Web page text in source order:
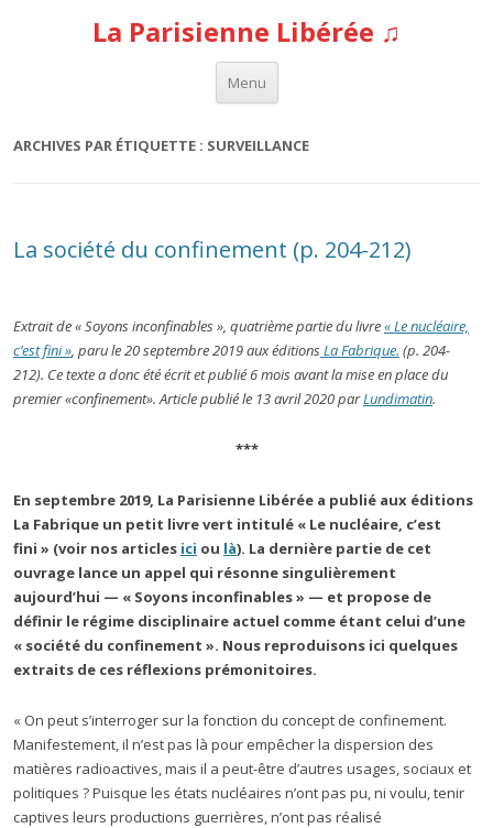
La Parisienne Libérée ♫
Menu
Aller au contenu
ARCHIVES PAR ÉTIQUETTE : SURVEILLANCE
La société du confinement (p. 204-212)
Extrait de « Soyons inconfinables », quatrième partie du livre« Le nucléaire,
c’est fini », paru le 20 septembre 2019 aux éditionsLa Fabrique. (p. 204-
212). Ce texte a donc été écrit et publié 6 mois avant la mise en place du
premier «confinement». Article publié le 13 avril 2020 parLundimatin.
***
En septembre 2019, La Parisienne Libérée a publié aux éditions
La Fabrique un petit livre vert intitulé « Le nucléaire, c’est
fini » (voir nos articles ici ou là). La dernière partie de cet
ouvrage lance un appel qui résonne singulièrement
aujourd’hui — « Soyons inconfinables » — et propose de
définir le régime disciplinaire actuel comme étant celui d’une
« société du confinement ». Nous reproduisons ici quelques
extraits de ces réflexions prémonitoires.
« On peut s’interroger sur la fonction du concept de confinement.
Manifestement, il n’est pas là pour empêcher la dispersion des
matières radioactives, mais il a peut-être d’autres usages, sociaux et
politiques ? Puisque les états nucléaires n’ont pas pu, ni voulu, tenir
captives leurs productions guerrières, n’ont pas réalisé